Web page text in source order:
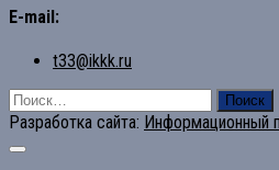
E-mail:
t33@ikkk.ru
Найти:
Разработка сайта: Информационный